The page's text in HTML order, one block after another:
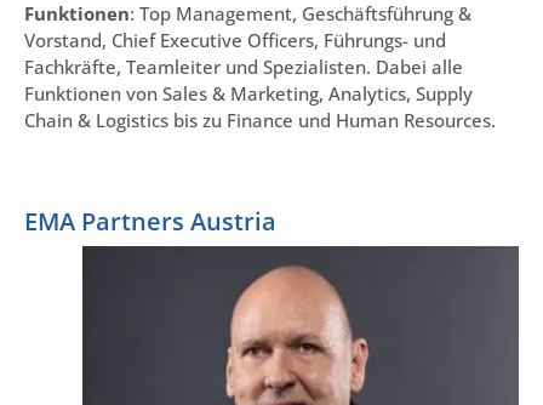
Funktionen: Top Management, Geschäftsführung &
Vorstand, Chief Executive Officers, Führungs- und
Fachkräfte, Teamleiter und Spezialisten. Dabei alle
Funktionen von Sales & Marketing, Analytics, Supply
Chain & Logistics bis zu Finance und Human Resources.
EMA Partners Austria